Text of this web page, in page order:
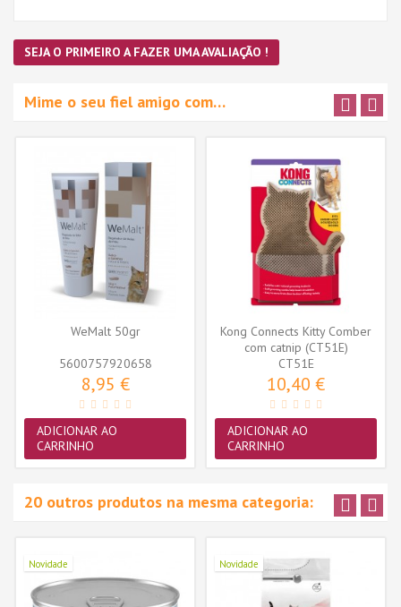
SEJA O PRIMEIRO A FAZER UMA AVALIAÇÃO !
Mime o seu fiel amigo com…
WeMalt 50gr
5600757920658
8,95 €
ADICIONAR AO
CARRINHO
Kong Connects Kitty Comber
com catnip (CT51E)
CT51E
10,40 €
ADICIONAR AO
CARRINHO
20 outros produtos na mesma categoria:
Novidade Novidade